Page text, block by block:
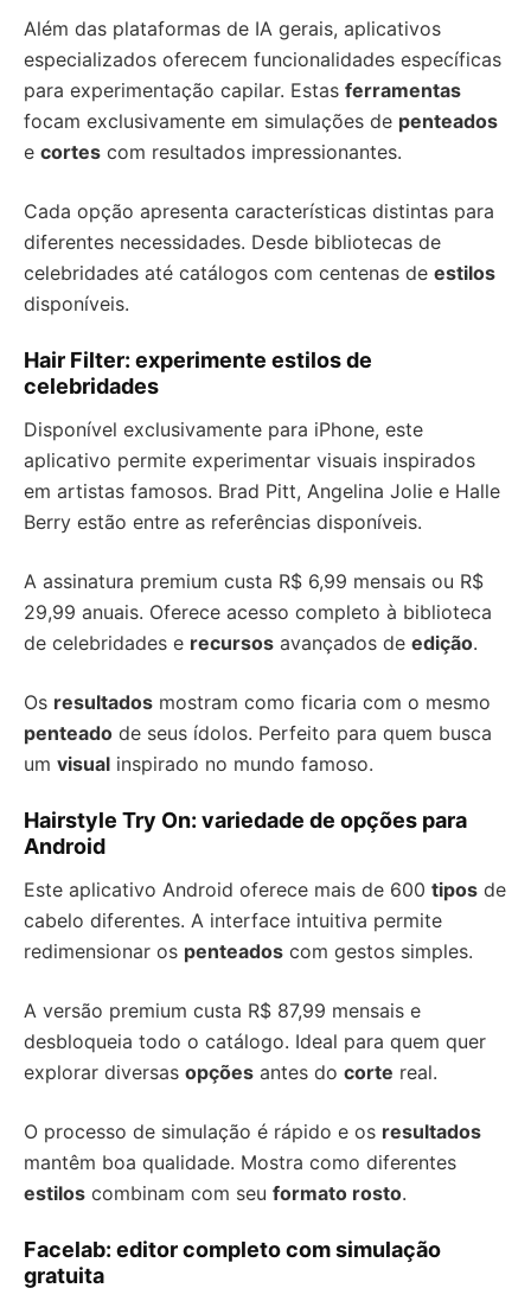
Além das plataformas de IA gerais, aplicativos
especializados oferecem funcionalidades específicas
para experimentação capilar. Estas ferramentas
focam exclusivamente em simulações de penteados
e cortes com resultados impressionantes.
Cada opção apresenta características distintas para
diferentes necessidades. Desde bibliotecas de
celebridades até catálogos com centenas de estilos
disponíveis.
Hair Filter: experimente estilos de
celebridades
Disponível exclusivamente para iPhone, este
aplicativo permite experimentar visuais inspirados
em artistas famosos. Brad Pitt, Angelina Jolie e Halle
Berry estão entre as referências disponíveis.
A assinatura premium custa R$ 6,99 mensais ou R$
29,99 anuais. Oferece acesso completo à biblioteca
de celebridades e recursos avançados de edição.
Os resultados mostram como ficaria com o mesmo
penteado de seus ídolos. Perfeito para quem busca
um visual inspirado no mundo famoso.
Hairstyle Try On: variedade de opções para
Android
Este aplicativo Android oferece mais de 600 tipos de
cabelo diferentes. A interface intuitiva permite
redimensionar os penteados com gestos simples.
A versão premium custa R$ 87,99 mensais e
desbloqueia todo o catálogo. Ideal para quem quer
explorar diversas opções antes do corte real.
O processo de simulação é rápido e os resultados
mantêm boa qualidade. Mostra como diferentes
estilos combinam com seu formato rosto.
Facelab: editor completo com simulação
gratuita